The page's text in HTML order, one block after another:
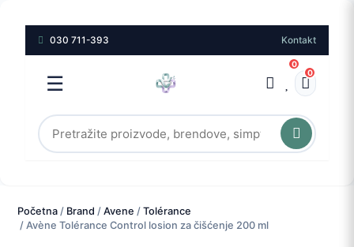
030 711-393 Kontakt
☰
0
0
Početna/ Brand / Avene / Tolérance
/ Avène Tolérance Control losion za čišćenje 200 ml